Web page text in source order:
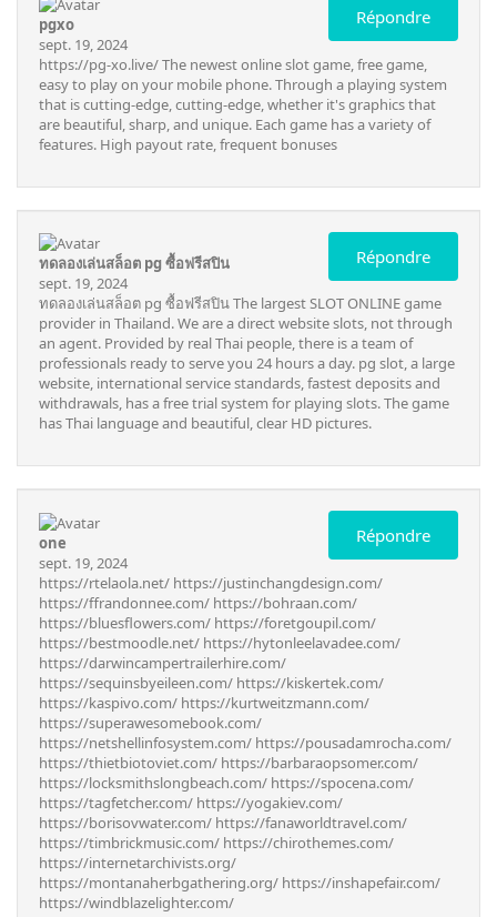
Répondre
pgxo
sept. 19, 2024
https://pg-xo.live/The newest online slot game, free game,
easy to play on your mobile phone. Through a playing system
that is cutting-edge, cutting-edge, whether it's graphics that
are beautiful, sharp, and unique. Each game has a variety of
features. High payout rate, frequent bonuses
Répondre
ทดลองเล่นสล็อต pg ซื้อฟรีสปิน
sept. 19, 2024
ทดลองเล่นสล็อต pg ซื้อฟรีสปินThe largest SLOT ONLINE game
provider in Thailand. We are a direct website slots, not through
an agent. Provided by real Thai people, there is a team of
professionals ready to serve you 24 hours a day. pg slot, a large
website, international service standards, fastest deposits and
withdrawals, has a free trial system for playing slots. The game
has Thai language and beautiful, clear HD pictures.
Répondre
one
sept. 19, 2024
https://rtelaola.net/ https://justinchangdesign.com/
https://ffrandonnee.com/ https://bohraan.com/
https://bluesflowers.com/ https://foretgoupil.com/
https://bestmoodle.net/ https://hytonleelavadee.com/
https://darwincampertrailerhire.com/
https://sequinsbyeileen.com/ https://kiskertek.com/
https://kaspivo.com/ https://kurtweitzmann.com/
https://superawesomebook.com/
https://netshellinfosystem.com/ https://pousadamrocha.com/
https://thietbiotoviet.com/ https://barbaraopsomer.com/
https://locksmithslongbeach.com/ https://spocena.com/
https://tagfetcher.com/ https://yogakiev.com/
https://borisovwater.com/ https://fanaworldtravel.com/
https://timbrickmusic.com/ https://chirothemes.com/
https://internetarchivists.org/
https://montanaherbgathering.org/ https://inshapefair.com/
https://windblazelighter.com/